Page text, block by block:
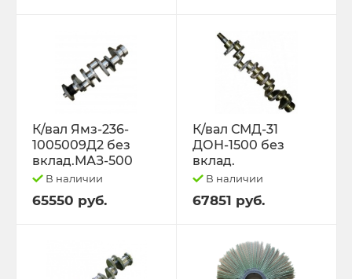
К/вал Ямз-236-
1005009Д2 без
вклад.МАЗ-500
В наличии
65550 руб.
К/вал СМД-31
ДОН-1500 без
вклад.
В наличии
67851 руб.